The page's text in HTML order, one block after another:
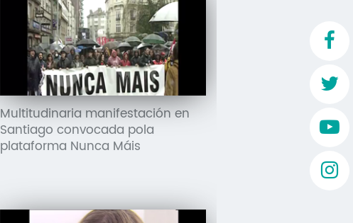
Multitudinaria manifestación en
Santiago convocada pola
plataforma Nunca Máis